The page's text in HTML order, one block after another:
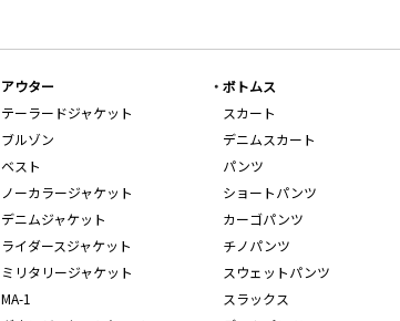
アウター
テーラードジャケット
ブルゾン
ベスト
ノーカラージャケット
デニムジャケット
ライダースジャケット
ミリタリージャケット
MA-1
ボトムス
スカート
デニムスカート
パンツ
ショートパンツ
カーゴパンツ
チノパンツ
スウェットパンツ
スラックス